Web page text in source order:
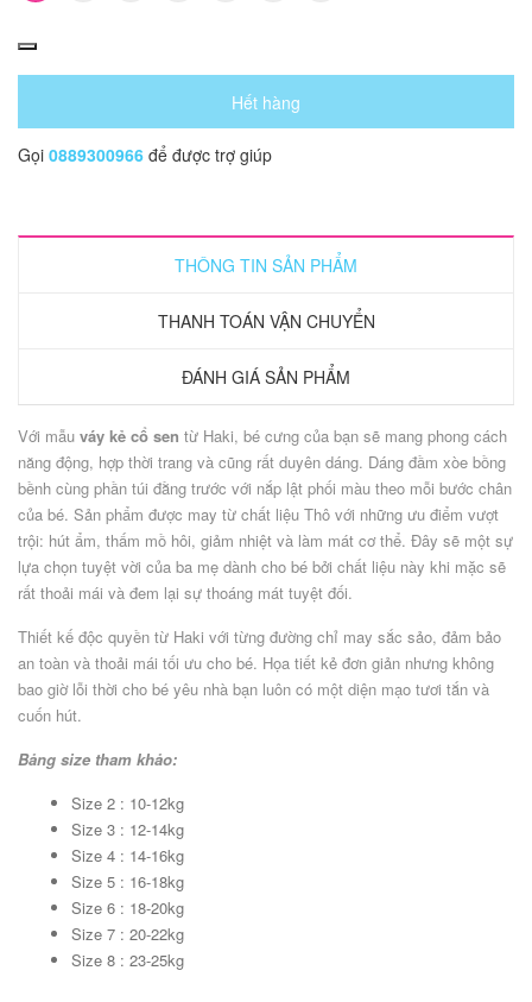
Hết hàng
Gọi 0889300966 để được trợ giúp
THÔNG TIN SẢN PHẨM
THANH TOÁN VẬN CHUYỂN
ĐÁNH GIÁ SẢN PHẨM
Với mẫu váy kẻ cổ sen từ Haki, bé cưng của bạn sẽ mang phong cách
năng động, hợp thời trang và cũng rất duyên dáng. Dáng đầm xòe bồng
bềnh cùng phần túi đằng trước với nắp lật phối màu theo mỗi bước chân
của bé. Sản phẩm được may từ chất liệu Thô với những ưu điểm vượt
trội: hút ẩm, thấm mồ hôi, giảm nhiệt và làm mát cơ thể. Đây sẽ một sự
lựa chọn tuyệt vời của ba mẹ dành cho bé bởi chất liệu này khi mặc sẽ
rất thoải mái và đem lại sự thoáng mát tuyệt đối.
Thiết kế độc quyền từ Haki với từng đường chỉ may sắc sảo, đảm bảo
an toàn và thoải mái tối ưu cho bé. Họa tiết kẻ đơn giản nhưng không
bao giờ lỗi thời cho bé yêu nhà bạn luôn có một diện mạo tươi tắn và
cuốn hút.
Bảng size tham khảo:
Size 2 : 10-12kg
Size 3 : 12-14kg
Size 4 : 14-16kg
Size 5 : 16-18kg
Size 6 : 18-20kg
Size 7 : 20-22kg
Size 8 : 23-25kg